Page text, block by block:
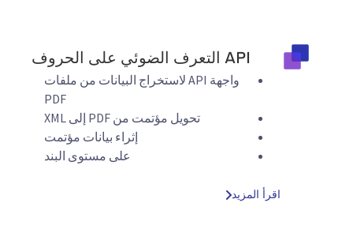
API التعرف الضوئي على الحروف
واجهة API لاستخراج البيانات من ملفات
PDF
تحويل مؤتمت من PDF إلى XML
إثراء بيانات مؤتمت
على مستوى البند
اقرأ المزيد